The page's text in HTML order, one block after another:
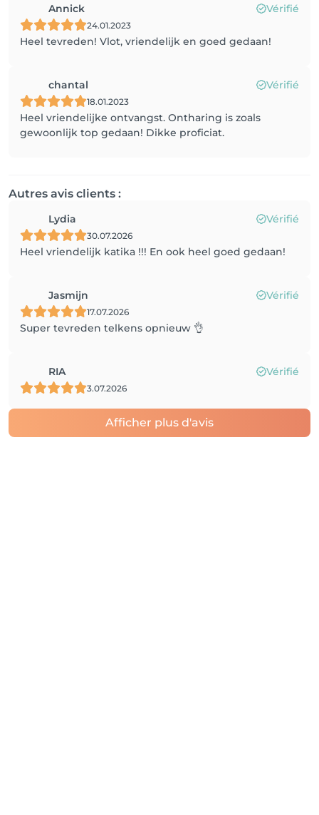
Annick Vérifié
24.01.2023
Heel tevreden! Vlot, vriendelijk en goed gedaan!
chantal Vérifié
18.01.2023
Heel vriendelijke ontvangst. Ontharing is zoals
gewoonlijk top gedaan! Dikke proficiat.
Autres avis clients :
Lydia Vérifié
30.07.2026
Heel vriendelijk katika !!! En ook heel goed gedaan!
Jasmijn Vérifié
17.07.2026
Super tevreden telkens opnieuw 👌
RIA Vérifié
3.07.2026
Afficher plus d'avis